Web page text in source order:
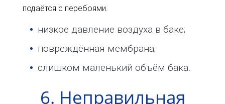
подаётся с перебоями.
низкое давление воздуха в баке;
повреждённая мембрана;
слишком маленький объём бака.
6. Неправильная